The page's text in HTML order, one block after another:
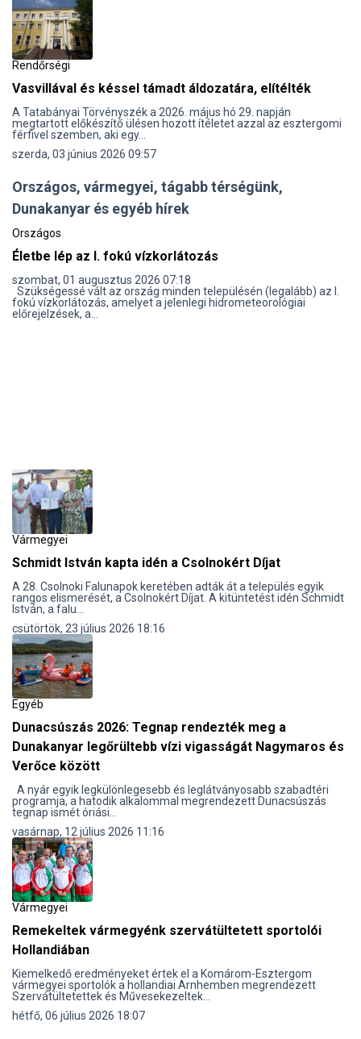
Rendőrségi
Vasvillával és késsel támadt áldozatára, elítélték
A Tatabányai Törvényszék a 2026. május hó 29. napján
megtartott előkészítő ülésen hozott ítéletet azzal az esztergomi
férfivel szemben, aki egy...
szerda, 03 június 2026 09:57
Országos, vármegyei, tágabb térségünk,
Dunakanyar és egyéb hírek
Országos
Életbe lép az I. fokú vízkorlátozás
szombat, 01 augusztus 2026 07:18
Szükségessé vált az ország minden településén (legalább) az I.
fokú vízkorlátozás, amelyet a jelenlegi hidrometeorológiai
előrejelzések, a...
Vármegyei
Schmidt István kapta idén a Csolnokért Díjat
A 28. Csolnoki Falunapok keretében adták át a település egyik
rangos elismerését, a Csolnokért Díjat. A kitüntetést idén Schmidt
István, a falu...
csütörtök, 23 július 2026 18:16
Egyéb
Dunacsúszás 2026: Tegnap rendezték meg a
Dunakanyar legőrültebb vízi vigasságát Nagymaros és
Verőce között
A nyár egyik legkülönlegesebb és leglátványosabb szabadtéri
programja, a hatodik alkalommal megrendezett Dunacsúszás
tegnap ismét óriási...
vasárnap, 12 július 2026 11:16
Vármegyei
Remekeltek vármegyénk szervátültetett sportolói
Hollandiában
Kiemelkedő eredményeket értek el a Komárom-Esztergom
vármegyei sportolók a hollandiai Arnhemben megrendezett
Szervátültetettek és Művesekezeltek...
hétfő, 06 július 2026 18:07